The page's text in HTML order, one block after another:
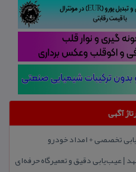
آگهی
تخصصی + امداد خودرو
| عیب‌یابی دقیق و تعمیرگاه حرفه‌ای